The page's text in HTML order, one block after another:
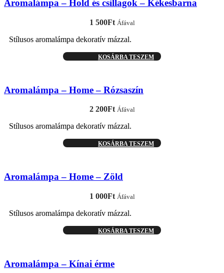
Aromalámpa – Hold és csillagok – Kékesbarna
1 500Ft Áfával
Stílusos aromalámpa dekoratív mázzal.
KOSÁRBA TESZEM
Aromalámpa – Home – Rózsaszín
2 200Ft Áfával
Stílusos aromalámpa dekoratív mázzal.
KOSÁRBA TESZEM
Aromalámpa – Home – Zöld
1 000Ft Áfával
Stílusos aromalámpa dekoratív mázzal.
KOSÁRBA TESZEM
Aromalámpa – Kínai érme